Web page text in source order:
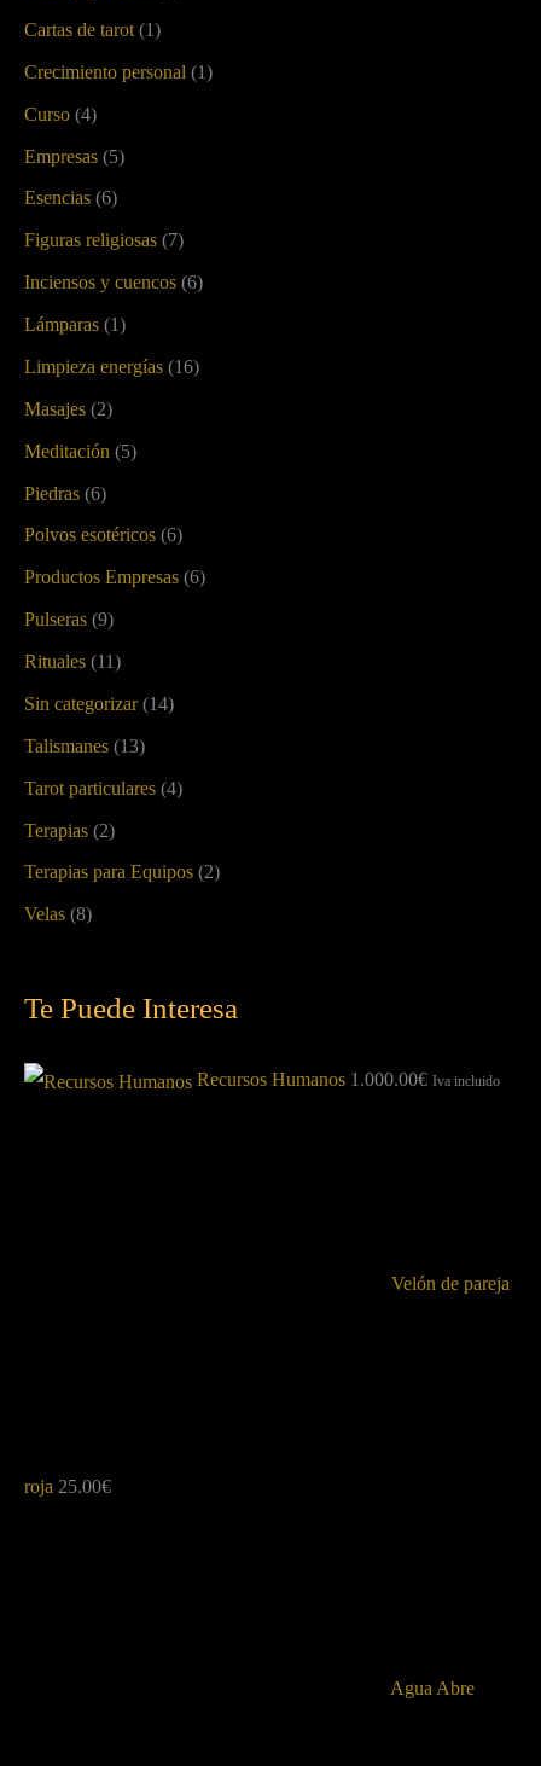
Cartas de tarot (1)
Crecimiento personal (1)
Curso (4)
Empresas (5)
Esencias (6)
Figuras religiosas (7)
Inciensos y cuencos (6)
Lámparas (1)
Limpieza energías (16)
Masajes (2)
Meditación (5)
Piedras (6)
Polvos esotéricos (6)
Productos Empresas (6)
Pulseras (9)
Rituales (11)
Sin categorizar (14)
Talismanes (13)
Tarot particulares (4)
Terapias (2)
Terapias para Equipos (2)
Velas (8)
Te Puede Interesa
Recursos Humanos 1.000.00€ Iva incluido
Velón de pareja
roja 25.00€
Agua Abre